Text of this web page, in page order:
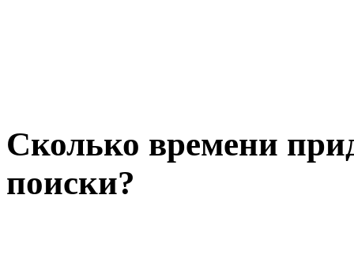
Сколько времени
поиски?